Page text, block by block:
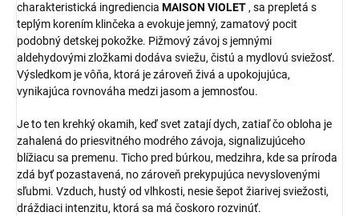
charakteristická ingrediencia MAISON VIOLET, sa prepletá s
teplým korením klinčeka a evokuje jemný, zamatový pocit
podobný detskej pokožke. Pižmový závoj s jemnými
aldehydovými zložkami dodáva sviežu, čistú a mydlovú sviežosť.
Výsledkom je vôňa, ktorá je zároveň živá a upokojujúca,
vynikajúca rovnováha medzi jasom a jemnosťou.
Je to ten krehký okamih, keď svet zatají dych, zatiaľ čo obloha je
zahalená do priesvitného modrého závoja, signalizujúceho
blížiacu sa premenu. Ticho pred búrkou, medzihra, kde sa príroda
zdá byť pozastavená, no zároveň prekypujúca nevyslovenými
sľubmi. Vzduch, hustý od vlhkosti, nesie šepot žiarivej sviežosti,
dráždiaci intenzitu, ktorá sa má čoskoro rozvinúť.